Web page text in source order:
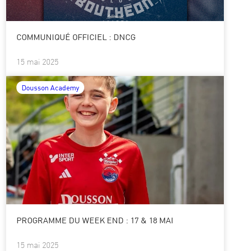
COMMUNIQUÉ OFFICIEL : DNCG
15 mai 2025
Dousson Academy
PROGRAMME DU WEEK END : 17 & 18 MAI
15 mai 2025